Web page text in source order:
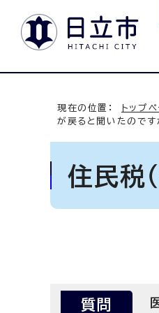
現在の位置： トップ
が戻ると聞いたのです
住民税
質問